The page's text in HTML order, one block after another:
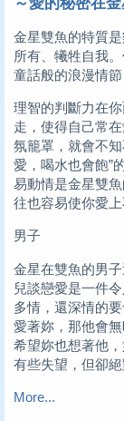
金星雙魚的特質
所有、犧牲自我
童話般的浪漫情節
理智的判斷力在
走，使得自己常
氛籠罩，就會不
愛，喝水也會飽”
易動情是金星雙
往也容易使你愛上
男子
金星在雙魚的男
兒談戀愛是一件
多情，還深情的
愛著妳，那他會
希望妳也想著他
有些失望，但卻絕
More...